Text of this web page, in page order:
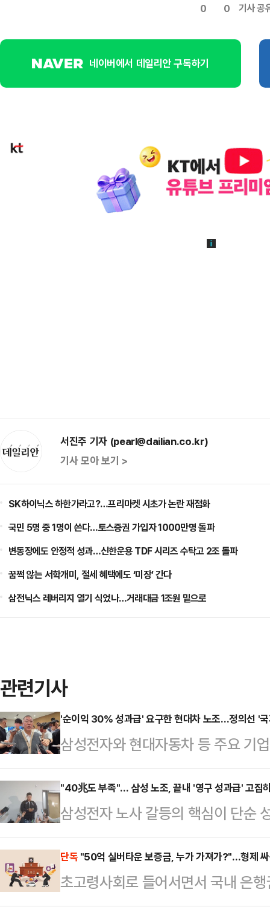
0 0 기사 공
네이버에서 데일리안 구독하기
서진주 기자 (pearl@dailian.co.kr)
기사 모아 보기 >
SK하이닉스 하한가라고?…프리마켓 시초가 논란 재점화
국민 5명 중 1명이 쓴다…토스증권 가입자 1000만명 돌파
변동장에도 안정적 성과…신한운용 TDF 시리즈 수탁고 2조 돌파
꿈쩍 않는 서학개미, 절세 혜택에도 ‘미장’ 간다
삼전닉스 레버리지 열기 식었나…거래대금 1조원 밑으로
관련기사
'순이익 30% 성과급' 요구한 현대차 노조…정의선 '
삼성전자와 현대자동차 등 주요 기
갈등이 확산하는 가운데 정의선 현
사와 주주, 국가 발전을 함께 고려
날 열리는 현대차그룹 양재사옥 로
홀'에 앞서 현대차그룹 양재사옥에
갈등과 관련한 대응 방향을 묻는 질
회사가 발전할 수 있고 주주들도 중
"40兆도 부족"… 삼성 노조, 끝내 '영구 성과급' 고집
삼성전자 노사 갈등의 핵심이 단순
조'로 옮겨가고 있다. 중앙노동위
실상 40조원에 달하는 특별보상 가
노조는 "제도화 없이는 의미 없다"
단독 "50억 실버타운 보증금, 누가 가져가?"…형제
초고령사회로 들어서면서 국내 은